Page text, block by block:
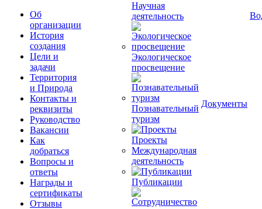
Об
организации
История
создания
Цели и
задачи
Территория
и Природа
Контакты и
реквизиты
Руководство
Вакансии
Как
добраться
Вопросы и
ответы
Награды и
сертификаты
Отзывы
Научная
деятельность
Экологическое
просвещение
Познавательный
туризм
Проекты
Международная
деятельность
Публикации
Документы